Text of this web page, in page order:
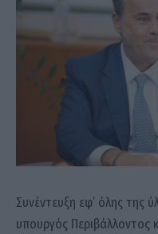
Συνέντευξη εφ’ όλης
υπουργός Περιβάλλοντος